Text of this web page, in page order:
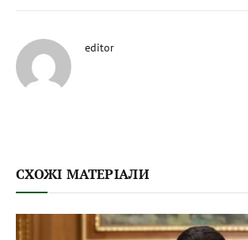
editor
СХОЖІ МАТЕРІАЛИ